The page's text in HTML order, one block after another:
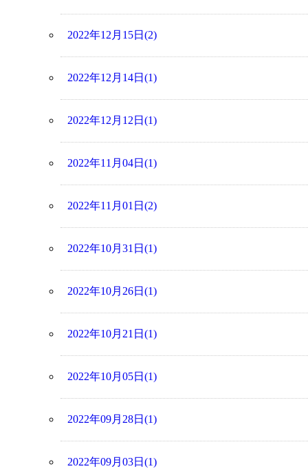
2022年12月15日(2)
2022年12月14日(1)
2022年12月12日(1)
2022年11月04日(1)
2022年11月01日(2)
2022年10月31日(1)
2022年10月26日(1)
2022年10月21日(1)
2022年10月05日(1)
2022年09月28日(1)
2022年09月03日(1)